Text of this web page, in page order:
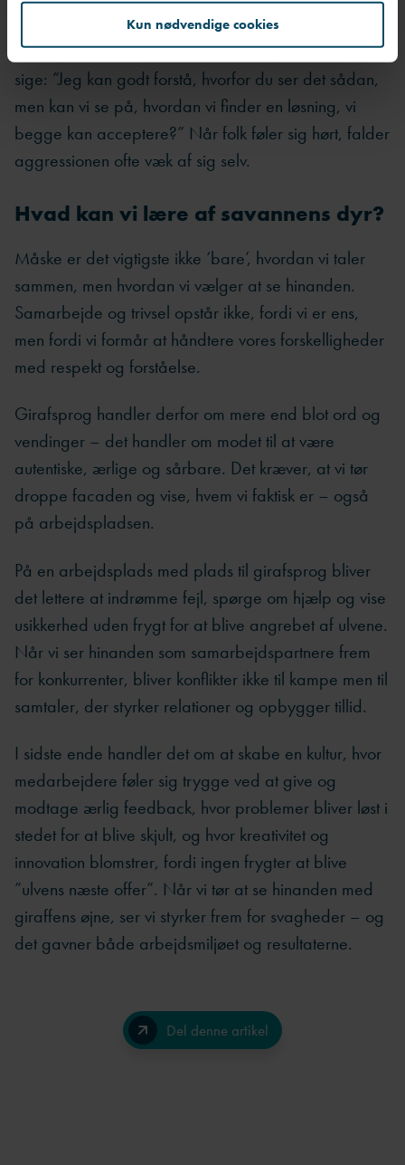
Kun nødvendige cookies
(også når du ikke er enig) viser du respekt og
bidrager til en mere konstruktiv dialog. Du kan fx
sige: ”Jeg kan godt forstå, hvorfor du ser det sådan,
men kan vi se på, hvordan vi finder en løsning, vi
begge kan acceptere?” Når folk føler sig hørt, falder
aggressionen ofte væk af sig selv.
Hvad kan vi lære af savannens dyr?
Måske er det vigtigste ikke ‘bare’, hvordan vi taler
sammen, men hvordan vi vælger at se hinanden.
Samarbejde og trivsel opstår ikke, fordi vi er ens,
men fordi vi formår at håndtere vores forskelligheder
med respekt og forståelse.
Girafsprog handler derfor om mere end blot ord og
vendinger – det handler om modet til at være
autentiske, ærlige og sårbare. Det kræver, at vi tør
droppe facaden og vise, hvem vi faktisk er – også
på arbejdspladsen.
På en arbejdsplads med plads til girafsprog bliver
det lettere at indrømme fejl, spørge om hjælp og vise
usikkerhed uden frygt for at blive angrebet af ulvene.
Når vi ser hinanden som samarbejdspartnere frem
for konkurrenter, bliver konflikter ikke til kampe men til
samtaler, der styrker relationer og opbygger tillid.
I sidste ende handler det om at skabe en kultur, hvor
medarbejdere føler sig trygge ved at give og
modtage ærlig feedback, hvor problemer bliver løst i
stedet for at blive skjult, og hvor kreativitet og
innovation blomstrer, fordi ingen frygter at blive
”ulvens næste offer”. Når vi tør at se hinanden med
giraffens øjne, ser vi styrker frem for svagheder – og
det gavner både arbejdsmiljøet og resultaterne.
Del denne artikel